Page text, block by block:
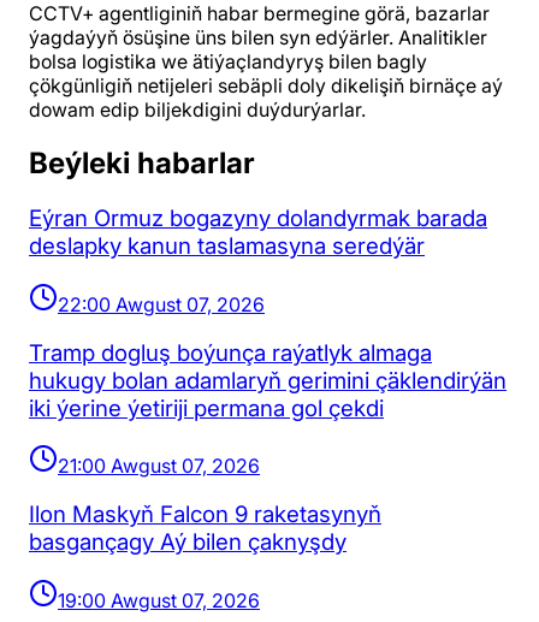
CCTV+ agentliginiň habar bermegine görä, bazarlar
ýagdaýyň ösüşine üns bilen syn edýärler. Analitikler
bolsa logistika we ätiýaçlandyryş bilen bagly
çökgünligiň netijeleri sebäpli doly dikelişiň birnäçe aý
dowam edip biljekdigini duýdurýarlar.
Beýleki habarlar
Eýran Ormuz bogazyny dolandyrmak barada
deslapky kanun taslamasyna seredýär
22:00 Awgust 07, 2026
Tramp dogluş boýunça raýatlyk almaga
hukugy bolan adamlaryň gerimini çäklendirýän
iki ýerine ýetiriji permana gol çekdi
21:00 Awgust 07, 2026
Ilon Maskyň Falcon 9 raketasynyň
basgançagy Aý bilen çaknyşdy
19:00 Awgust 07, 2026